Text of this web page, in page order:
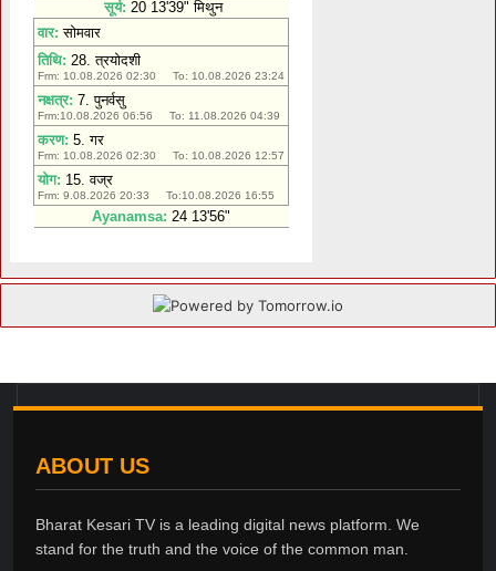
ABOUT US
Bharat Kesari TV is a leading digital news platform. We
stand for the truth and the voice of the common man.